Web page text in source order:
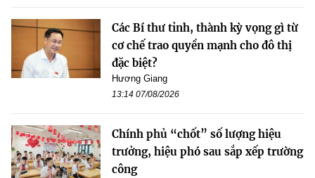
Các Bí thư tỉnh, thành kỳ vọng gì từ
cơ chế trao quyền mạnh cho đô thị
đặc biệt?
Hương Giang
13:14 07/08/2026
Chính phủ “chốt” số lượng hiệu
trưởng, hiệu phó sau sắp xếp trường
công